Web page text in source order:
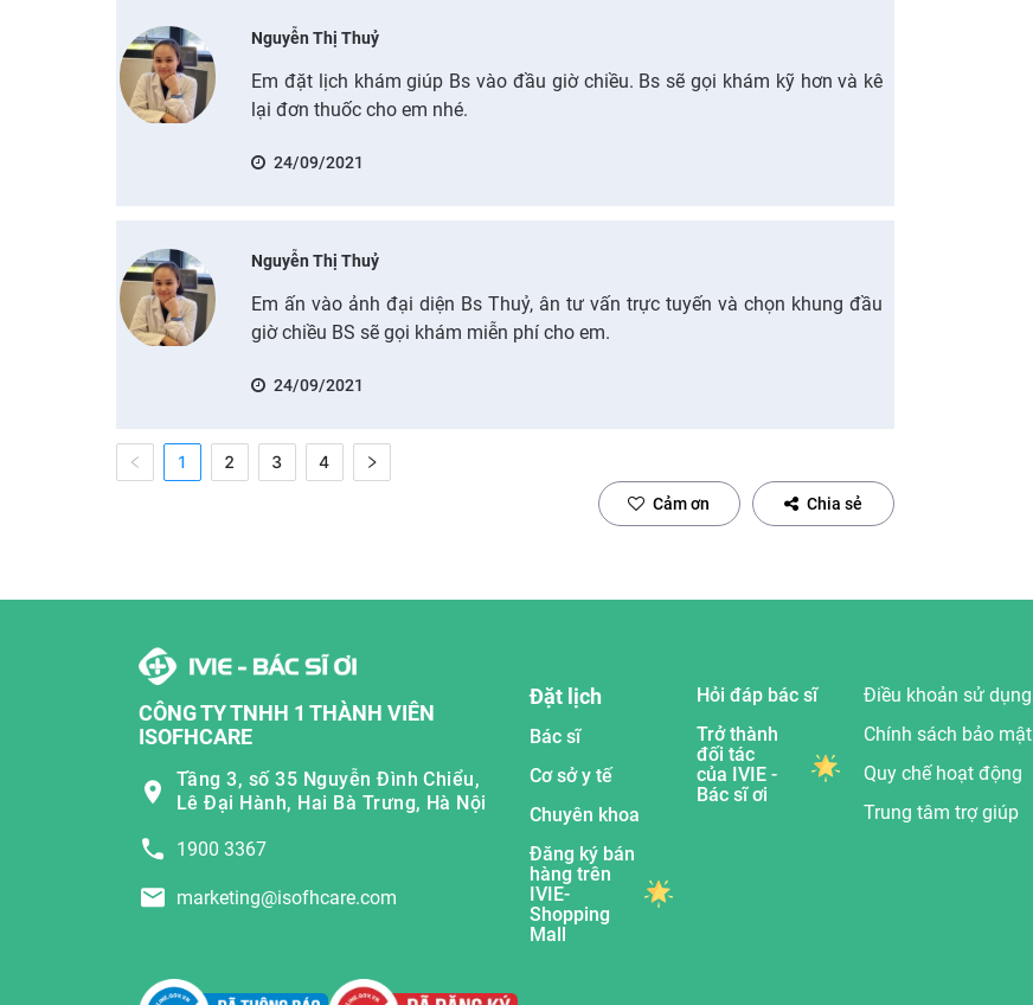
Nguyễn Thị Thuỷ
Em đặt lịch khám giúp Bs vào đầu giờ chiều. Bs sẽ gọi khám kỹ hơn và kê
lại đơn thuốc cho em nhé.
24/09/2021
Nguyễn Thị Thuỷ
Em ấn vào ảnh đại diện Bs Thuỷ, ân tư vấn trực tuyến và chọn khung đầu
giờ chiều BS sẽ gọi khám miễn phí cho em.
24/09/2021
1 2 3 4
Cảm ơn Chia sẻ
CÔNG TY TNHH 1 THÀNH VIÊN
ISOFHCARE
Tầng 3, số 35 Nguyễn Đình Chiểu,
Lê Đại Hành, Hai Bà Trưng, Hà Nội
1900 3367
marketing@isofhcare.com
Đặt lịch
Bác sĩ
Cơ sở y tế
Chuyên khoa
Đăng ký bán
hàng trên
IVIE-
Shopping
Mall
Hỏi đáp bác sĩ
Trở thành
đối tác
của IVIE -
Bác sĩ ơi
Điều khoản sử dụng
Chính sách bảo mật
Quy chế hoạt động
Trung tâm trợ giúp